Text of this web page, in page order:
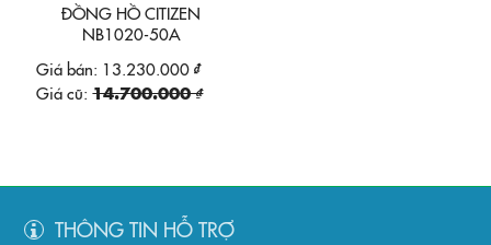
ĐỒNG HỒ CITIZEN
NB1020-50A
Giá bán: 13.230.000 ₫
Giá cũ: 14.700.000 ₫
THÔNG TIN HỖ TRỢ